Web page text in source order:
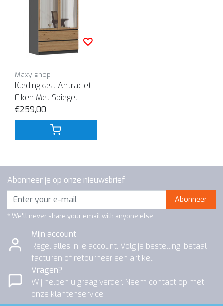
Maxy-shop
Kledingkast Antraciet
Eiken Met Spiegel
€259,00
Abonneer je op onze nieuwsbrief
Abonneer
* We'll never share your email with anyone else.
Mijn account
Regel alles in je account. Volg je bestelling, betaal
facturen of retourneer een artikel.
Vragen?
Wij helpen u graag verder. Neem contact op met
onze klantenservice